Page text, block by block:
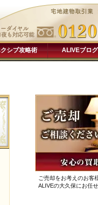
シブ攻略術 ALIVEブログ
ご売却をお考えのお客
ALIVEの大久保にお任